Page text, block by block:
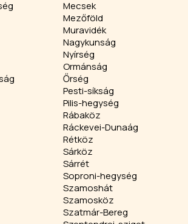
Mecsek
Mezőföld
Muravidék
Nagykunság
Nyírség
Ormánság
Őrség
Pesti-síkság
Pilis-hegység
Rábaköz
Ráckevei-Dunaág
Rétköz
Sárköz
Sárrét
Soproni-hegység
Szamoshát
Szamosköz
Szatmár-Bereg